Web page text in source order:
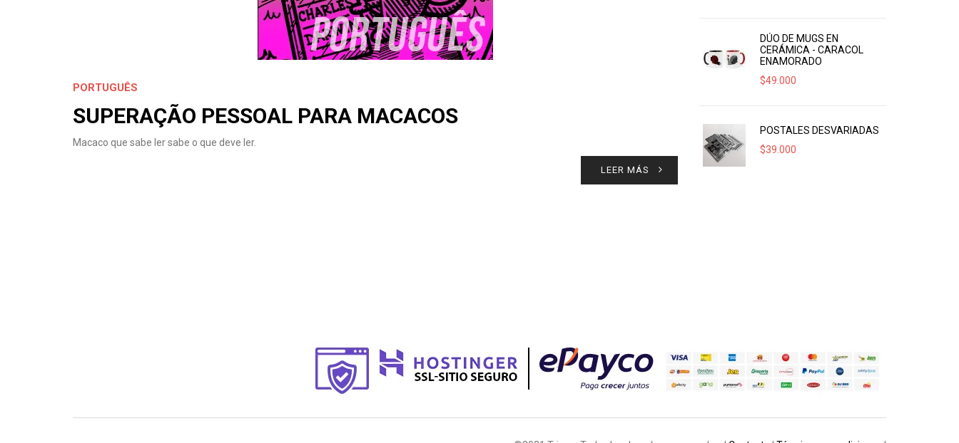
PORTUGUÊS
SUPERAÇÃO PESSOAL PARA MACACOS
Macaco que sabe ler sabe o que deve ler.
LEER MÁS
DÚO DE MUGS EN
CERÁMICA - CARACOL
ENAMORADO
$49.000
POSTALES DESVARIADAS
$39.000